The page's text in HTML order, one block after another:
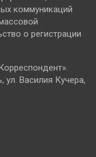
коммуникаций
о регистрации
ул. Василия Кучера,